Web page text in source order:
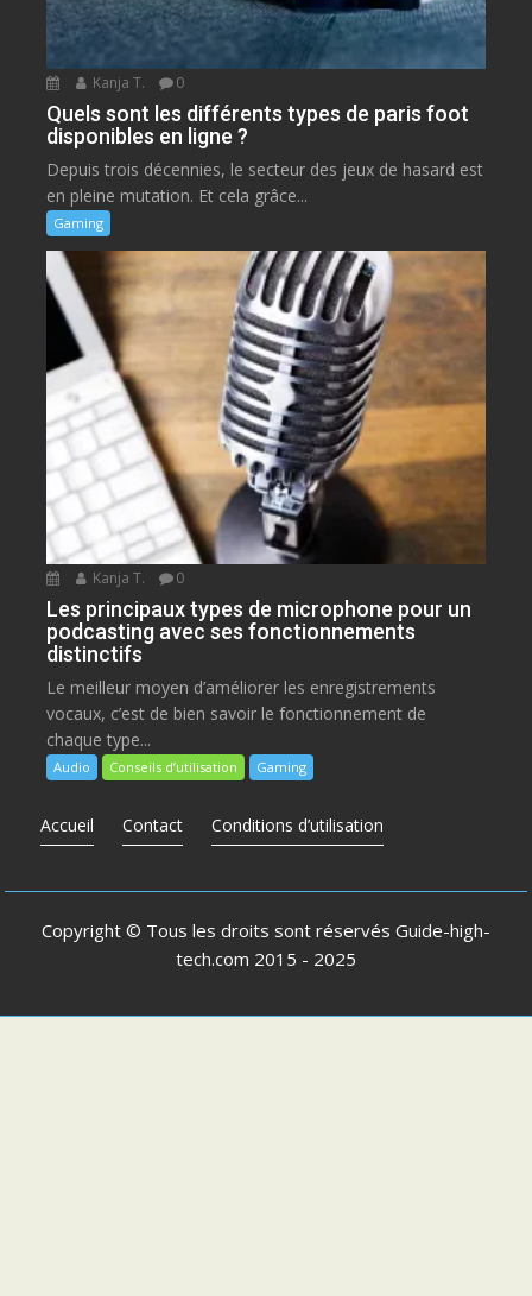
Kanja T. 0
Quels sont les différents types de paris foot
disponibles en ligne ?
Depuis trois décennies, le secteur des jeux de hasard est
en pleine mutation. Et cela grâce...
Gaming
Kanja T. 0
Les principaux types de microphone pour un
podcasting avec ses fonctionnements
distinctifs
Le meilleur moyen d’améliorer les enregistrements
vocaux, c’est de bien savoir le fonctionnement de
chaque type...
Audio Conseils d’utilisation Gaming
Accueil Contact Conditions d’utilisation
Copyright © Tous les droits sont réservés Guide-high-
tech.com 2015 - 2025